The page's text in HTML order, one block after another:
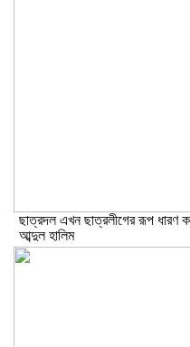
ছাত্রদল এখন ছাত্রলীগের রূপ ধারণ
আব্দুল হালিম